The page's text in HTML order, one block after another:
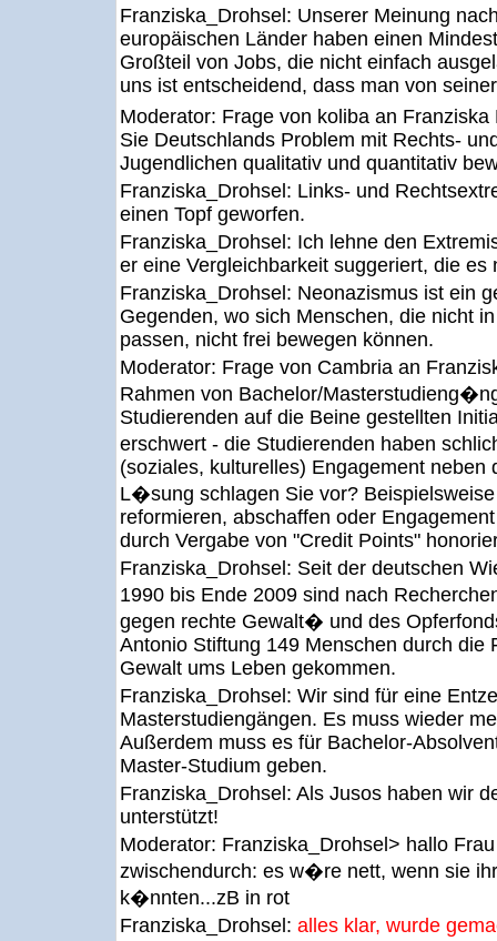
Franziska_Drohsel: Unserer Meinung
europäischen Länder haben einen
Großteil von Jobs, die nicht einfach
uns ist entscheidend, dass man von
Moderator: Frage von koliba an
Sie Deutschlands Problem mit Rechts-
Jugendlichen qualitativ und quantitativ
Franziska_Drohsel: Links- und
einen Topf geworfen.
Franziska_Drohsel: Ich lehne den
er eine Vergleichbarkeit suggeriert, die es
Franziska_Drohsel: Neonazismus ist ein
Gegenden, wo sich Menschen, die nicht
passen, nicht frei bewegen können.
Moderator: Frage von Cambria an
Rahmen von Bachelor/
Studierenden auf die Beine gestellten
erschwert - die Studierenden haben
(soziales, kulturelles) Engagement neben
L�sung schlagen Sie vor?
reformieren, abschaffen oder
durch Vergabe von "Credit Points"
Franziska_Drohsel: Seit der deutschen
1990 bis Ende 2009 sind nach
gegen rechte Gewalt� und des
Antonio Stiftung 149 Menschen durch die
Gewalt ums Leben gekommen.
Franziska_Drohsel: Wir sind für eine
Masterstudiengängen. Es muss wieder
Außerdem muss es für Bachelor-
Master-Studium geben.
Franziska_Drohsel: Als Jusos haben wir
unterstützt!
Moderator: Franziska_Drohsel> hallo
zwischendurch: es w�re nett, wenn sie
k�nnten...zB in rot
Franziska_Drohsel: alles klar, wurde